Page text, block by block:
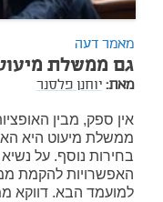
מאמר דעה
גם ממשלת
מאת: יוחנן פלסנר
אין ספק, מבין
ממשלת מיעוט היא
בחירות נוסף. על
האפשרויות להקמת
למועמד הבא. דווקא